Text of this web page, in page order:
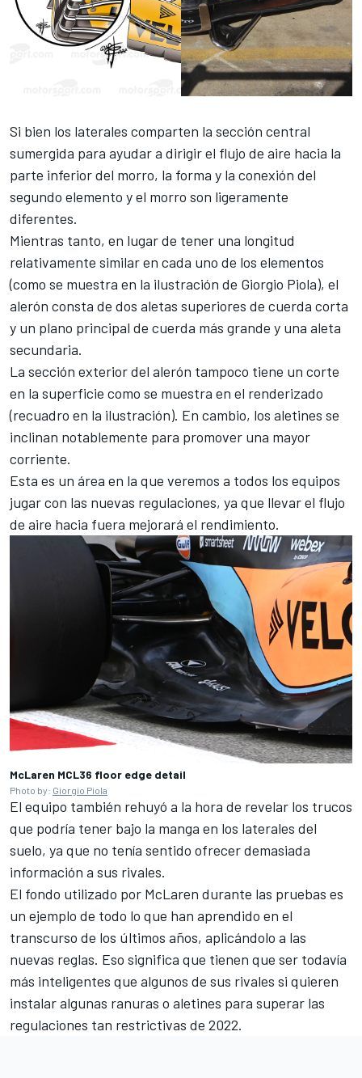
Si bien los laterales comparten la sección central
sumergida para ayudar a dirigir el flujo de aire hacia la
parte inferior del morro, la forma y la conexión del
segundo elemento y el morro son ligeramente
diferentes.
Mientras tanto, en lugar de tener una longitud
relativamente similar en cada uno de los elementos
(como se muestra en la ilustración de Giorgio Piola), el
alerón consta de dos aletas superiores de cuerda corta
y un plano principal de cuerda más grande y una aleta
secundaria.
La sección exterior del alerón tampoco tiene un corte
en la superficie como se muestra en el renderizado
(recuadro en la ilustración). En cambio, los aletines se
inclinan notablemente para promover una mayor
corriente.
Esta es un área en la que veremos a todos los equipos
jugar con las nuevas regulaciones, ya que llevar el flujo
de aire hacia fuera mejorará el rendimiento.
McLaren MCL36 floor edge detail
Photo by: Giorgio Piola
El equipo también rehuyó a la hora de revelar los trucos
que podría tener bajo la manga en los laterales del
suelo, ya que no tenía sentido ofrecer demasiada
información a sus rivales.
El fondo utilizado por McLaren durante las pruebas es
un ejemplo de todo lo que han aprendido en el
transcurso de los últimos años, aplicándolo a las
nuevas reglas. Eso significa que tienen que ser todavía
más inteligentes que algunos de sus rivales si quieren
instalar algunas ranuras o aletines para superar las
regulaciones tan restrictivas de 2022.